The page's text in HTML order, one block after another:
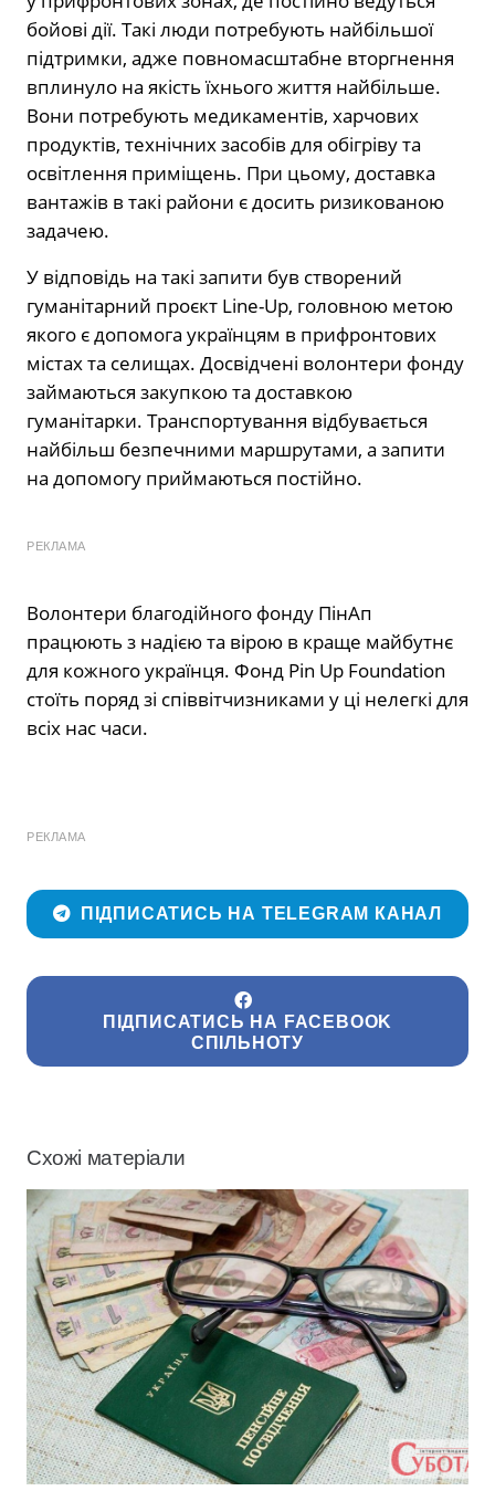
бойові дії. Такі люди потребують найбільшої
підтримки, адже повномасштабне вторгнення
вплинуло на якість їхнього життя найбільше.
Вони потребують медикаментів, харчових
продуктів, технічних засобів для обігріву та
освітлення приміщень. При цьому, доставка
вантажів в такі райони є досить ризикованою
задачею.
У відповідь на такі запити був створений
гуманітарний проєкт Line-Up, головною метою
якого є допомога українцям в прифронтових
містах та селищах. Досвідчені волонтери фонду
займаються закупкою та доставкою
гуманітарки. Транспортування відбувається
найбільш безпечними маршрутами, а запити
на допомогу приймаються постійно.
РЕКЛАМА
Волонтери благодійного фонду ПінАп
працюють з надією та вірою в краще майбутнє
для кожного українця. Фонд Pin Up Foundation
стоїть поряд зі співвітчизниками у ці нелегкі для
всіх нас часи.
РЕКЛАМА
ПІДПИСАТИСЬ НА TELEGRAM КАНАЛ
ПІДПИСАТИСЬ НА FACEBOOK
СПІЛЬНОТУ
Схожі матеріали